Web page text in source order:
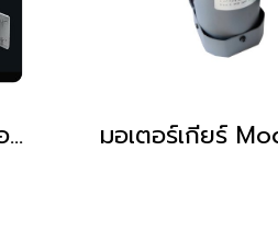
PMSM - DC พัดลมไอนํ้าติดผนังแบบส่ายไปมา ประหยัดพลังงาน พร้อมปรับหัวขึ้น-ลง 130 องศา Model : WYFJ-P900